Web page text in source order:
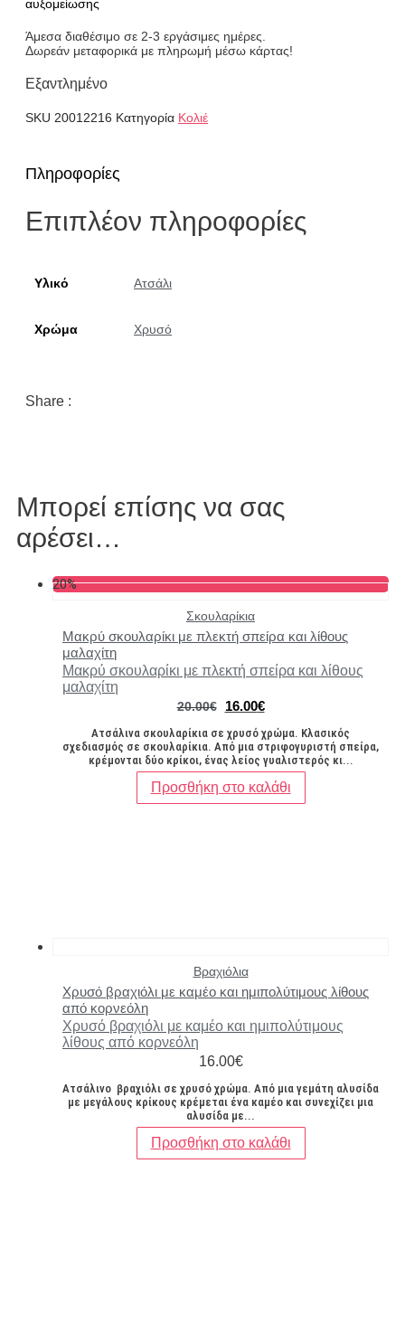
αυξομείωσης
Άμεσα διαθέσιμο σε 2-3 εργάσιμες ημέρες.
Δωρεάν μεταφορικά με πληρωμή μέσω κάρτας!
Εξαντλημένο
SKU 20012216 Κατηγορία Κολιέ
Πληροφορίες
Επιπλέον πληροφορίες
Υλικό Ατσάλι
Χρώμα Χρυσό
Share :
Μπορεί επίσης να σας
αρέσει…
20%
Σκουλαρίκια
Μακρύ σκουλαρίκι με πλεκτή σπείρα και λίθους
μαλαχίτη
Μακρύ σκουλαρίκι με πλεκτή σπείρα και λίθους
μαλαχίτη
20.00€
Original
was:
20.00€.
16.00€Η
τιμή
είναι:
16.00€.
Ατσάλινα σκουλαρίκια σε χρυσό χρώμα. Κλασικός
σχεδιασμός σε σκουλαρίκια. Από μια στριφογυριστή σπείρα,
κρέμονται δύο κρίκοι, ένας λείος γυαλιστερός κι...
Προσθήκη στο καλάθι
Βραχιόλια
Χρυσό βραχιόλι με καμέο και ημιπολύτιμους λίθους
από κορνεόλη
Χρυσό βραχιόλι με καμέο και ημιπολύτιμους
λίθους από κορνεόλη
16.00€
Ατσάλινο βραχιόλι σε χρυσό χρώμα. Από μια γεμάτη αλυσίδα
με μεγάλους κρίκους κρέμεται ένα καμέο και συνεχίζει μια
αλυσίδα με...
Προσθήκη στο καλάθι